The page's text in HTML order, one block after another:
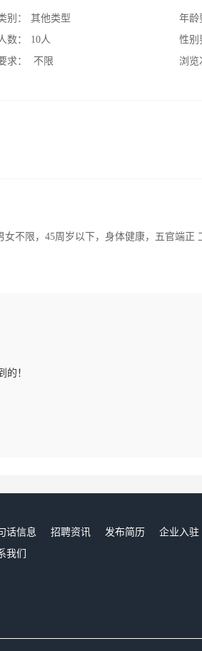
别：
其他类型
数：
10人
求：
不限
年龄
性别
浏览
不限，45周岁以下，身体健康，五官端正
的！
话信息 招聘资讯 发布简历 企业入驻
我们